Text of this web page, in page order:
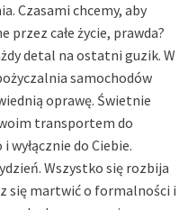
Czasami chcemy, aby
przez całe życie, prawda?
detal na ostatni guzik. W
samochodów
oprawę. Świetnie
transportem do
wyłącznie do Ciebie.
Wszystko się rozbija
się martwić o formalności i